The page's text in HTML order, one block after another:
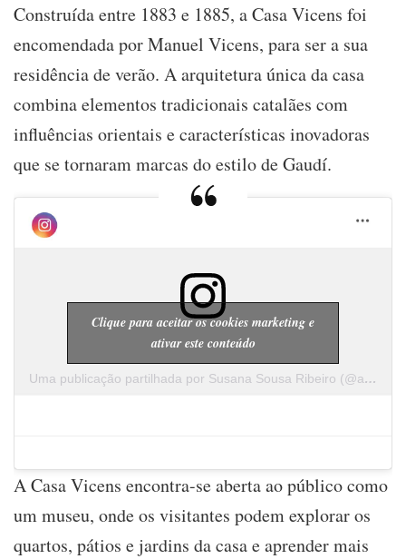
Construída entre 1883 e 1885, a Casa Vicens foi
encomendada por Manuel Vicens, para ser a sua
residência de verão. A arquitetura única da casa
combina elementos tradicionais catalães com
influências orientais e características inovadoras
que se tornaram marcas do estilo de Gaudí.
Uma publicação partilhada por Susana Sousa Ribeiro (@a.cachopa)
Clique para aceitar os cookies marketing e
ativar este conteúdo
A Casa Vicens encontra-se aberta ao público como
um museu, onde os visitantes podem explorar os
quartos, pátios e jardins da casa e aprender mais